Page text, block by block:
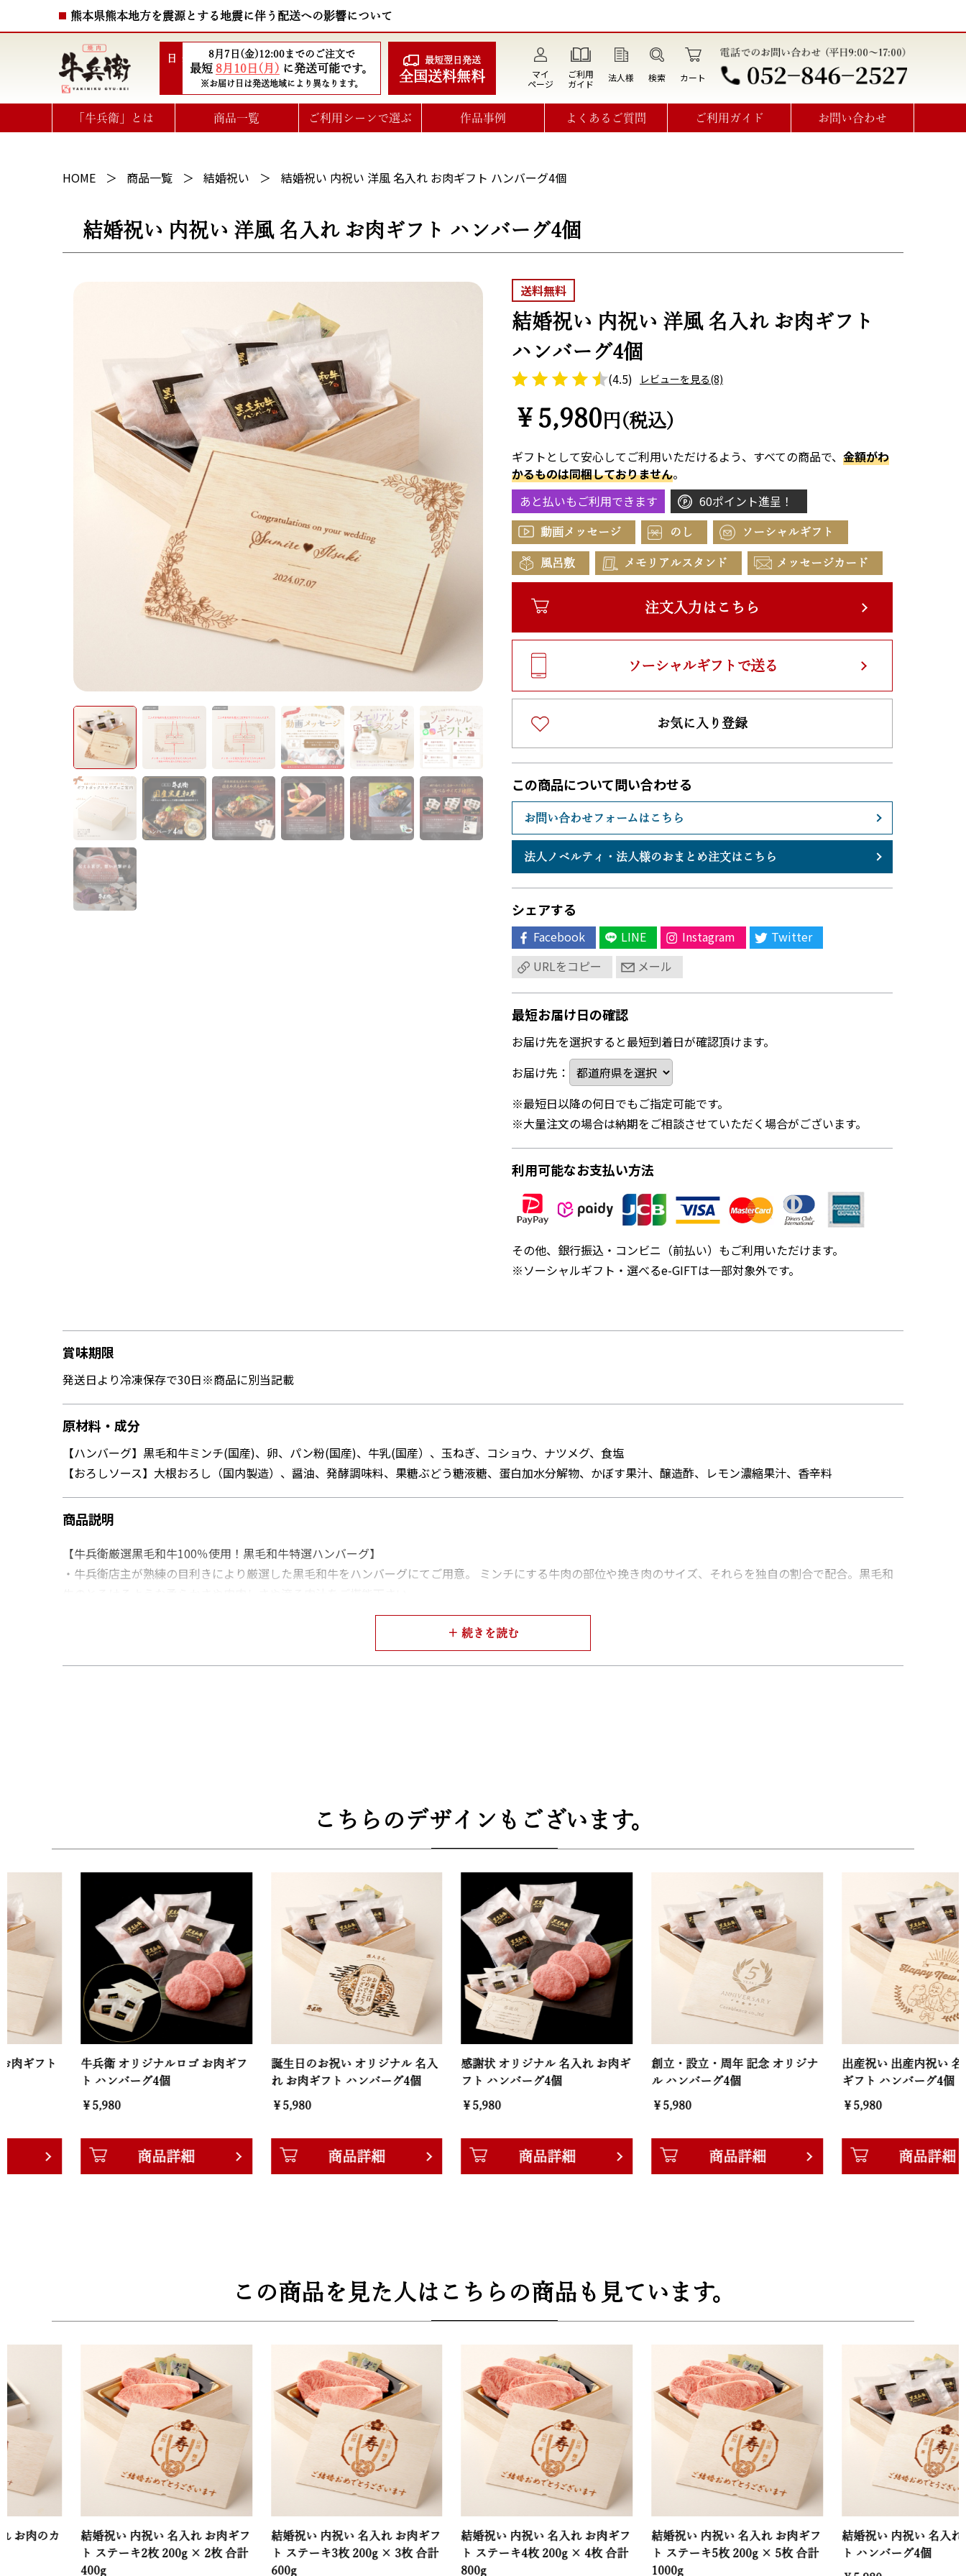
熊本県熊本地方を震源とする地震に伴う配送への影響について
配送日 8月7日(金)12:00までのご注文で
最短 8月10日(月) に発送可能です。
※お届け日は発送地域により異なります。
最短翌日発送
全国送料無料
マイ
ページ
ご利用
ガイド
法人様 検索 カート
「牛兵衛」とは 商品一覧 ご利用シーンで選ぶ 作品事例 よくあるご質問 ご利用ガイド お問い合わせ
HOME 商品一覧 結婚祝い 結婚祝い 内祝い 洋風 名入れ お肉ギフト ハンバーグ4個
結婚祝い 内祝い 洋風 名入れ お肉ギフト ハンバーグ4個
送料無料
結婚祝い 内祝い 洋風 名入れ お肉ギフト
ハンバーグ4個
(4.5) レビューを見る(8)
￥5,980 円(税込)
ギフトとして安心してご利用いただけるよう、すべての商品で、 金額がわ
かるものは同梱しておりません。
あと払いもご利用できます
60ポイント進呈！
動画メッセージ のし ソーシャルギフト
風呂敷 メモリアルスタンド メッセージカード
注文入力はこちら
ソーシャルギフトで送る
お気に入り登録
この商品について問い合わせる
お問い合わせフォームはこちら
法人ノベルティ・ 法人様のおまとめ注文はこちら
シェアする
Facebook LINE Instagram
Twitter
URLをコピー
メール
最短お届け日の確認
お届け先を選択すると最短到着日が確認頂けます。
お届け先：
※最短日以降の何日でもご指定可能です。
※大量注文の場合は納期をご相談させていただく場合がございます。
利用可能なお支払い方法
その他、銀行振込・コンビニ（前払い）もご利用いただけます。
※ソーシャルギフト・選べるe-GIFTは一部対象外です。
賞味期限
発送日より冷凍保存で30日※商品に別当記載
原材料・成分
【ハンバーグ】黒毛和牛ミンチ(国産)、卵、パン粉(国産)、牛乳(国産）、玉ねぎ、コショウ、ナツメグ、食塩
【おろしソース】大根おろし（国内製造）、醤油、発酵調味料、果糖ぶどう糖液糖、蛋白加水分解物、かぼす果汁、醸造酢、レモン濃縮果汁、香辛料
商品説明
【牛兵衛厳選黒毛和牛100％使用！黒毛和牛特選ハンバーグ】
・牛兵衛店主が熟練の目利きにより厳選した黒毛和牛をハンバーグにてご用意。 ミンチにする牛肉の部位や挽き肉のサイズ、それらを独自の割合で配合。黒毛和
・牛兵衛のハンバーグは一つ一つ手作りで製造されております。肉汁を閉じ込める為に練る時の温度管理、最適な状態のハンバーグを作るための手作りで成形し一
【木箱サイズ】幅30.3cm × 奥行22.2cm × 高さ8.3cm
こちらのデザインもございます。
ト
牛兵衛 オリジナルロゴ お肉ギフ
ト ハンバーグ4個
商品詳細
誕生日のお祝い オリジナル 名入
れ お肉ギフト ハンバーグ4個
商品詳細
感謝状 オリジナル 名入れ お肉ギ
フト ハンバーグ4個
商品詳細
創立・設立・周年 記念 オリジナ
ル ハンバーグ4個
商品詳細
出産祝い 出産内祝い 名入れ お
ギフト ハンバーグ4個
商品詳細
この商品を見た人はこちらの商品も見ています。
カ
結婚祝い 内祝い 名入れ お肉ギフ
ト ステーキ2枚 200g × 2枚 合計
結婚祝い 内祝い 名入れ お肉ギフ
ト ステーキ3枚 200g × 3枚 合計
結婚祝い 内祝い 名入れ お肉ギフ
ト ステーキ4枚 200g × 4枚 合計
結婚祝い 内祝い 名入れ お肉ギフ
ト ステーキ5枚 200g × 5枚 合計
結婚祝い 内祝い 名入れ お肉ギ
ト ハンバーグ4個